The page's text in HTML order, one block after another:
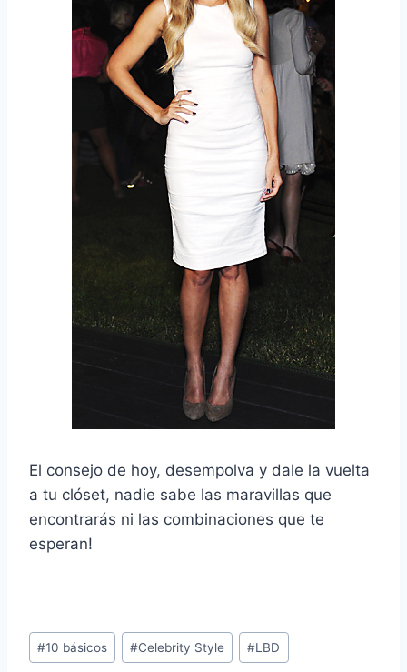
El consejo de hoy, desempolva y dale la vuelta
a tu clóset, nadie sabe las maravillas que
encontrarás ni las combinaciones que te
esperan!
Post
Tags:
#10 básicos #Celebrity Style #LBD